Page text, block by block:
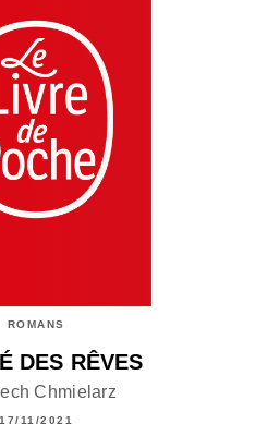
ROMANS
DES RÊVES
Chmielarz
17/11/2021